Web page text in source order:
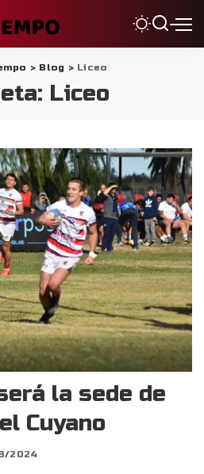
> Blog > Liceo
Liceo
la sede de
Cuyano
2024